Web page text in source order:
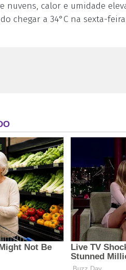
calor e umidade
chegar a 34°C na sexta-